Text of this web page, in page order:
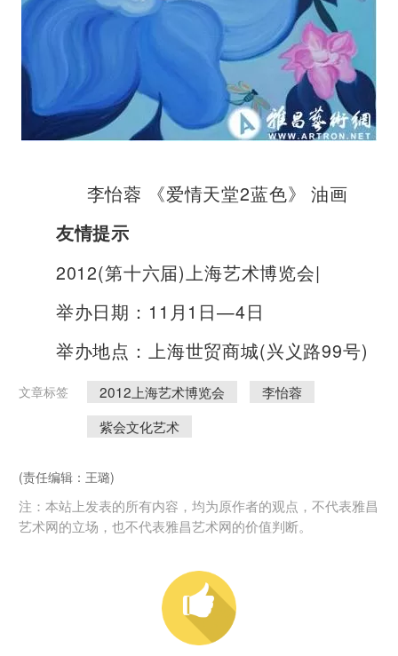
李怡蓉 《爱情天堂2蓝色》 油画
友情提示
2012(第十六届)上海艺术博览会|
举办日期：11月1日—4日
举办地点：上海世贸商城(兴义路99号)
文章标签 2012上海艺术博览会
李怡蓉
紫会文化艺术
(责任编辑：王璐)
注：本站上发表的所有内容，均为原作者的观点，不代表雅昌
艺术网的立场，也不代表雅昌艺术网的价值判断。